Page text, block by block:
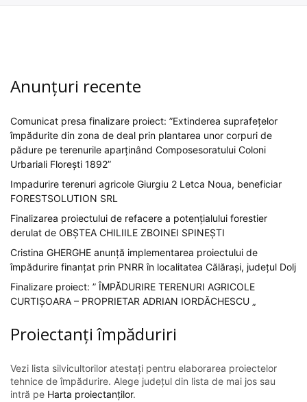
Anunțuri recente
Comunicat presa finalizare proiect: ”Extinderea suprafețelor
împădurite din zona de deal prin plantarea unor corpuri de
pădure pe terenurile aparținând Composesoratului Coloni
Urbariali Florești 1892”
Impadurire terenuri agricole Giurgiu 2 Letca Noua, beneficiar
FORESTSOLUTION SRL
Finalizarea proiectului de refacere a potențialului forestier
derulat de OBȘTEA CHILIILE ZBOINEI SPINEȘTI
Cristina GHERGHE anunță implementarea proiectului de
împădurire finanțat prin PNRR în localitatea Călărași, județul Dolj
Finalizare proiect: ” ÎMPĂDURIRE TERENURI AGRICOLE
CURTIȘOARA – PROPRIETAR ADRIAN IORDĂCHESCU „
Proiectanți împăduriri
Vezi lista silvicultorilor atestați pentru elaborarea proiectelor
tehnice de împădurire. Alege județul din lista de mai jos sau
intră pe Harta proiectanților.